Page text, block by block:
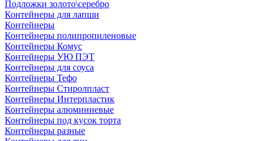
Подложки золото\серебро
Контейнеры для лапши
Контейнеры
Контейнеры полипропиленовые
Контейнеры Комус
Контейнеры УЮ ПЭТ
Контейнеры для соуса
Контейнеры Тефо
Контейнеры Стиролпласт
Контейнеры Интерпластик
Контейнеры алюминиевые
Контейнеры под кусок торта
Контейнеры разные